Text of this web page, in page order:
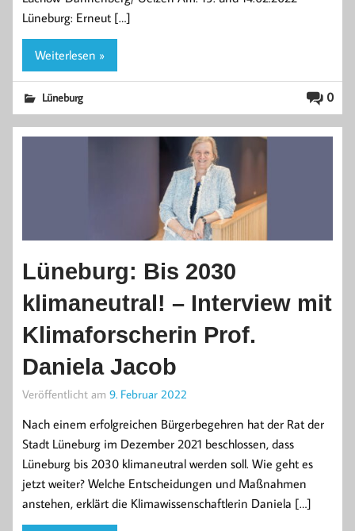
Lüneburg: Erneut […]
Weiterlesen »
0
Lüneburg
Lüneburg: Bis 2030
klimaneutral! – Interview mit
Klimaforscherin Prof.
Daniela Jacob
Veröffentlicht am 9. Februar 2022
Nach einem erfolgreichen Bürgerbegehren hat der Rat der
Stadt Lüneburg im Dezember 2021 beschlossen, dass
Lüneburg bis 2030 klimaneutral werden soll. Wie geht es
jetzt weiter? Welche Entscheidungen und Maßnahmen
anstehen, erklärt die Klimawissenschaftlerin Daniela […]